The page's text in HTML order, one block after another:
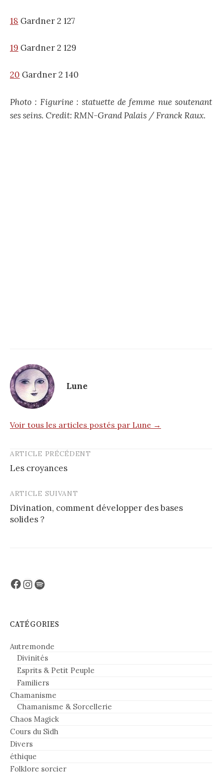
18 Gardner 2 127
19 Gardner 2 129
20 Gardner 2 140
Photo : Figurine : statuette de femme nue soutenant
ses seins. Credit: RMN-Grand Palais / Franck Raux.
Lune
Voir tous les articles postés par Lune →
Post
navigation
ARTICLE PRÉCÉDENT
Les croyances
ARTICLE SUIVANT
Divination, comment développer des bases
solides ?
Facebook
Instagram
Spotify
CATÉGORIES
Autremonde
Divinités
Esprits & Petit Peuple
Familiers
Chamanisme
Chamanisme & Sorcellerie
Chaos Magick
Cours du Sidh
Divers
éthique
Folklore sorcier